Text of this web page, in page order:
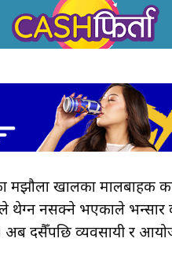
मझौला खालका मालबाहक
थेग्न नसक्ने भएकाले भन्सार
अब दसैँपछि व्यवसायी र